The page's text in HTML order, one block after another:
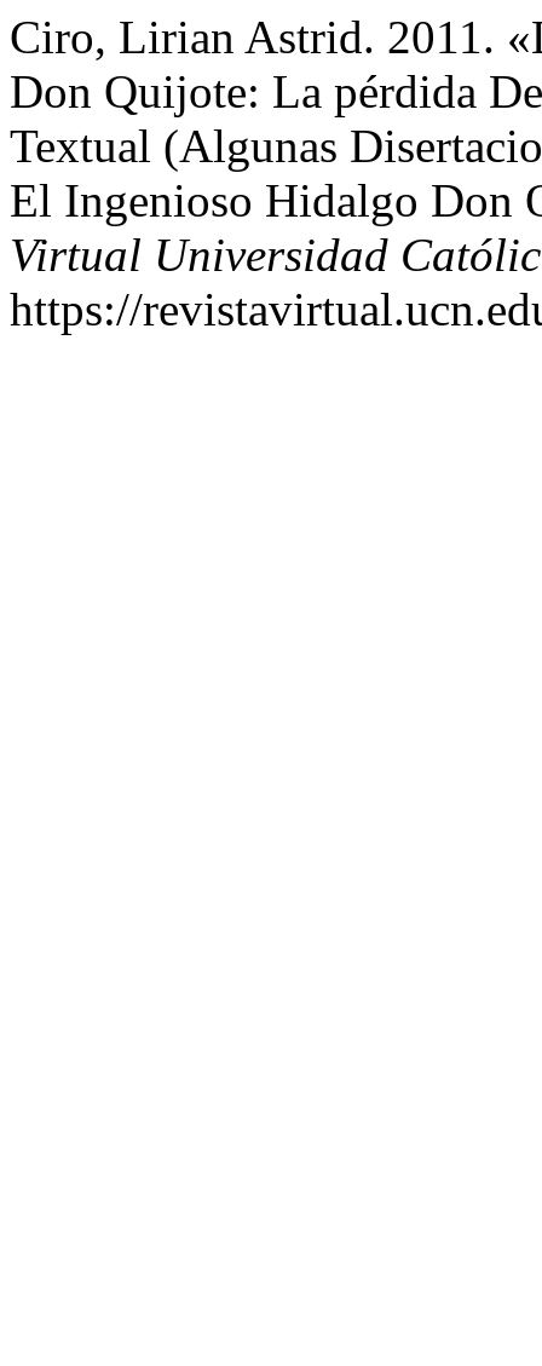
Ciro, Lirian Astrid. 2011.
Don Quijote: La pérdida
Textual (Algunas
El Ingenioso Hidalgo Don
Virtual Universidad
https://